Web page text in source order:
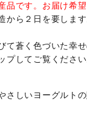
です。お届け希
ら２日を要しま
て蒼く色づいた幸
プしてご覧ください
さしいヨーグルト